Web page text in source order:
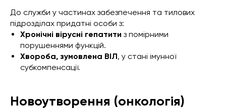
До служби у частинах забезпечення та тилових
підрозділах придатні особи з:
Хронічні вірусні гепатити з помірними
порушеннями функцій.
Хвороба, зумовлена ВІЛ, у стані імунної
субкомпенсації.
Новоутворення (онкологія)